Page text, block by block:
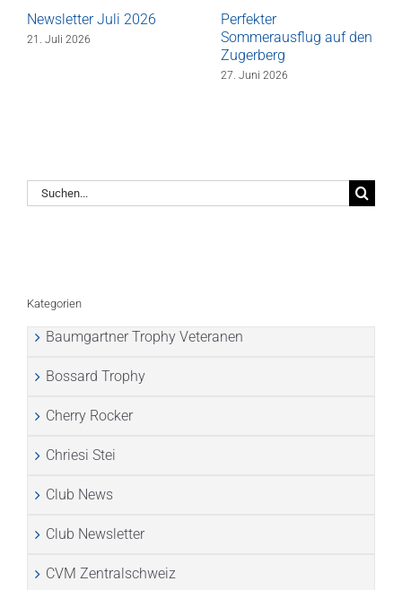
Newsletter Juli 2026
21. Juli 2026
Perfekter
Sommerausflug auf den
Zugerberg
27. Juni 2026
Suche
nach:
Kategorien
Baumgartner Trophy Veteranen
Bossard Trophy
Cherry Rocker
Chriesi Stei
Club News
Club Newsletter
CVM Zentralschweiz